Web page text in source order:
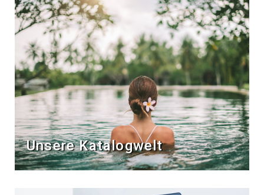
Unsere Katalogwelt